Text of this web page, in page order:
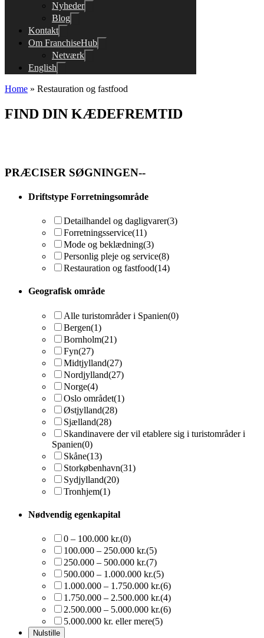
Nyheder
Blog
Kontakt
Om FranchiseHub
Netværk
English
Home » Restauration og fastfood
FIND DIN KÆDEFREMTID
PRÆCISER SØGNINGEN--
Driftstype Forretningsområde
Detailhandel og dagligvarer(3)
Forretningsservice(11)
Mode og beklædning(3)
Personlig pleje og service(8)
Restauration og fastfood(14)
Geografisk område
Alle turistområder i Spanien(0)
Bergen(1)
Bornholm(21)
Fyn(27)
Midtjylland(27)
Nordjylland(27)
Norge(4)
Oslo området(1)
Østjylland(28)
Sjælland(28)
Skandinavere der vil etablere sig i turistområder i
Spanien(0)
Skåne(13)
Storkøbenhavn(31)
Sydjylland(20)
Tronhjem(1)
Nødvendig egenkapital
0 – 100.000 kr.(0)
100.000 – 250.000 kr.(5)
250.000 – 500.000 kr.(7)
500.000 – 1.000.000 kr.(5)
1.000.000 – 1.750.000 kr.(6)
1.750.000 – 2.500.000 kr.(4)
2.500.000 – 5.000.000 kr.(6)
5.000.000 kr. eller mere(5)